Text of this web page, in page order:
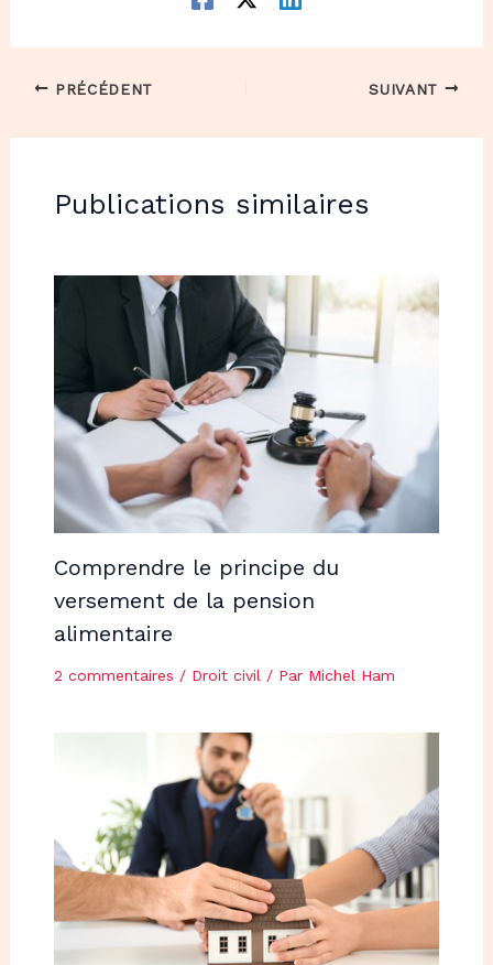
PRÉCÉDENT SUIVANT
Publications similaires
Comprendre le principe du
versement de la pension
alimentaire
2 commentaires / Droit civil / Par Michel Ham